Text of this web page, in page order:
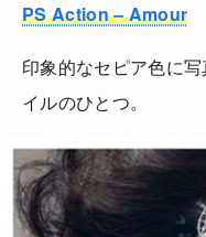
PS Action – Amour
印象的なセピア色に
イルのひとつ。